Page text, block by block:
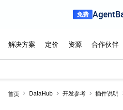
首页 DataHub 开发参考 插件说明